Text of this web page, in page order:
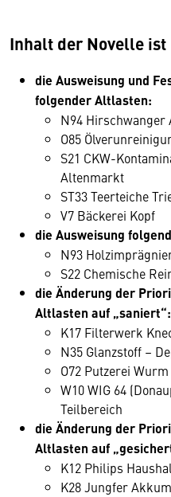
Inhalt der Novelle ist
die Ausweisung und
folgender Altlasten:
N94
O85
S21 CKW-
Altenmarkt
ST33 Teerteiche
V7 Bäckerei Kopf
die Ausweisung
N93
S22 Chemische
die Änderung der
Altlasten auf „saniert“:
K17 Filterwerk
N35 Glanzstoff –
O72 Putzerei Wurm
W10 WIG 64
Teilbereich
die Änderung der
Altlasten auf
K12 Philips
K28 Jungfer